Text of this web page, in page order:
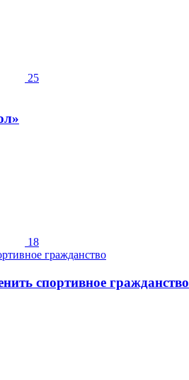
25
18
спортивное гражданство